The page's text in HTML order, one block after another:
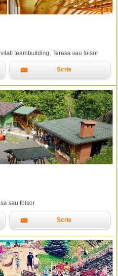
teambuilding, Terasa sau foisor
Scrie
sau foisor
Scrie